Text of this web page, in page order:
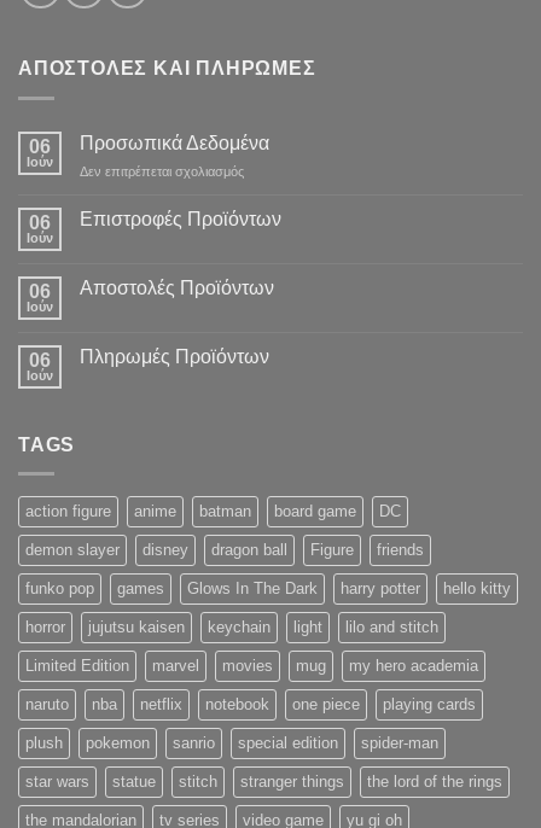
ΑΠΟΣΤΟΛΕΣ ΚΑΙ ΠΛΗΡΩΜΕΣ
06
Ιούν
Προσωπικά Δεδομένα
Δεν επιτρέπεται σχολιασμόςστο
06
Ιούν
Επιστροφές Προϊόντων
06
Ιούν
Αποστολές Προϊόντων
06
Ιούν
Πληρωμές Προϊόντων
TAGS
action figure anime batman board game DC
demon slayer disney dragon ball Figure friends
funko pop games Glows In The Dark harry potter hello kitty
horror jujutsu kaisen keychain light lilo and stitch
Limited Edition marvel movies mug my hero academia
naruto nba netflix notebook one piece playing cards
plush pokemon sanrio special edition spider-man
star wars statue stitch stranger things the lord of the rings
the mandalorian tv series video game yu gi oh